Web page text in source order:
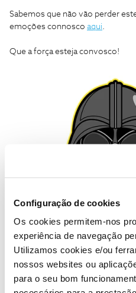
Configuração de cookies
Os cookies permitem-nos
experiência de navegação
Utilizamos cookies e/ou
nossos websites ou
para o seu bom
Sabemos que não vão perder
emoções connosco aqui.
Que a força esteja convosco!